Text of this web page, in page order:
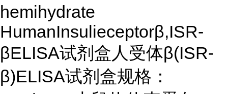
hemihydrate
HumanInsulieceptorβ,ISR-
βELISA试剂盒人受体β(ISR-
β)ELISA试剂盒规格：